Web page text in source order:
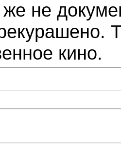
же не
кино.